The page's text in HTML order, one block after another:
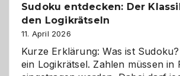
Sudoku entdecken: Der
den Logikrätseln
11. April 2026
Kurze Erklärung: Was ist
ein Logikrätsel. Zahlen müssen in